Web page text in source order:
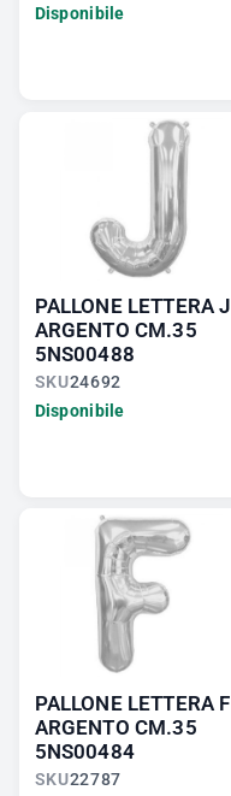
Disponibile
PALLONE LETTERA J
ARGENTO CM.35
5NS00488
SKU24692
Disponibile
PALLONE LETTERA F
ARGENTO CM.35
5NS00484
SKU22787